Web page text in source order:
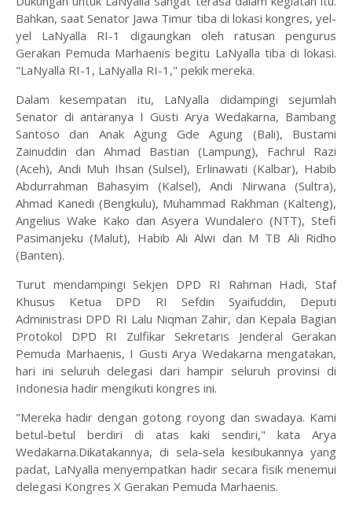
Bahkan, saat Senator Jawa Timur tiba di lokasi kongres, yel-
yel LaNyalla RI-1 digaungkan oleh ratusan pengurus
Gerakan Pemuda Marhaenis begitu LaNyalla tiba di lokasi.
"LaNyalla RI-1, LaNyalla RI-1," pekik mereka.
Dalam kesempatan itu, LaNyalla didampingi sejumlah
Senator di antaranya I Gusti Arya Wedakarna, Bambang
Santoso dan Anak Agung Gde Agung (Bali), Bustami
Zainuddin dan Ahmad Bastian (Lampung), Fachrul Razi
(Aceh), Andi Muh Ihsan (Sulsel), Erlinawati (Kalbar), Habib
Abdurrahman Bahasyim (Kalsel), Andi Nirwana (Sultra),
Ahmad Kanedi (Bengkulu), Muhammad Rakhman (Kalteng),
Angelius Wake Kako dan Asyera Wundalero (NTT), Stefi
Pasimanjeku (Malut), Habib Ali Alwi dan M TB Ali Ridho
(Banten).
Turut mendampingi Sekjen DPD RI Rahman Hadi, Staf
Khusus Ketua DPD RI Sefdin Syaifuddin, Deputi
Administrasi DPD RI Lalu Niqman Zahir, dan Kepala Bagian
Protokol DPD RI Zulfikar Sekretaris Jenderal Gerakan
Pemuda Marhaenis, I Gusti Arya Wedakarna mengatakan,
hari ini seluruh delegasi dari hampir seluruh provinsi di
Indonesia hadir mengikuti kongres ini.
"Mereka hadir dengan gotong royong dan swadaya. Kami
betul-betul berdiri di atas kaki sendiri," kata Arya
Wedakarna.Dikatakannya, di sela-sela kesibukannya yang
padat, LaNyalla menyempatkan hadir secara fisik menemui
delegasi Kongres X Gerakan Pemuda Marhaenis.